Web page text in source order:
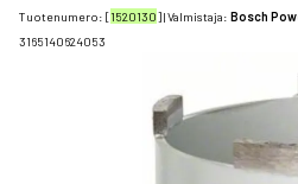
Tuotenumero: [1520130] | Valmistaja: Bosch
3165140624053